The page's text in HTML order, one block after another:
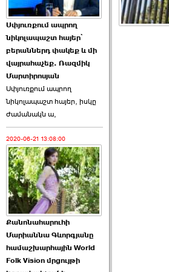
Աննա Վարդապետյանն
ուղերձ է հղել ›››
2026-06-25 23:21:00
Պաշտոնակռիվը սկսված
է. «Հրապարակ» ›››
2026-06-25 17:13:00
ԱԺ նախագահի
Սփյուռքում ապրող
նիկոլապաշտ հայեր՝
բերաններդ փակեք և մի
վայրահաչեք. Ռազմիկ
Մարտիրոսյան
Սփյուռքում ապրող
նիկոլապաշտ հայեր, իսկը
ժամանակն ա,
2020-06-21 13:08:00
Քանոնահարուհի
Մարիաննա Գևորգյանը
համաշխարհային World
Folk Vision մրցույթի